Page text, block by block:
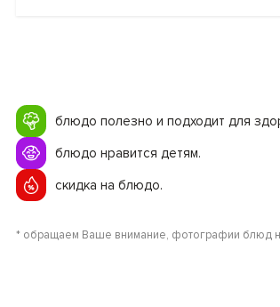
блюдо полезно и подходит для
блюдо нравится детям.
скидка на блюдо.
* обращаем Ваше внимание, фотографии блюд